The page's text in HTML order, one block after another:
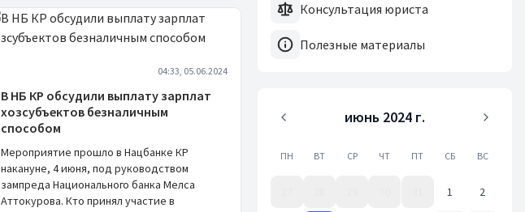
04:33, 05.06.2024
В НБ КР обсудили выплату зарплат
хозсубъектов безналичным
способом
Мероприятие прошло в Нацбанке КР
накануне, 4 июня, под руководством
зампреда Национального банка Мелса
Аттокурова. Кто принял участие в
Консультация юриста
Полезные материалы
июнь 2024 г.
ПН ВТ СР ЧТ ПТ СБ ВС
1 2